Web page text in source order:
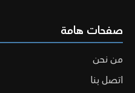
صفحات هامة
من نحن
اتصل بنا